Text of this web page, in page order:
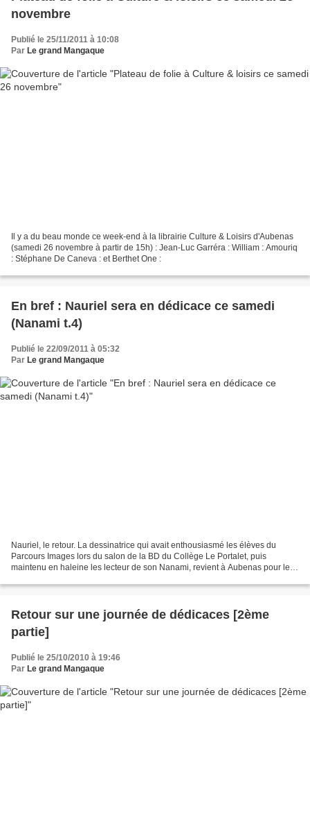
novembre
Publié le 25/11/2011 à 10:08
Par Le grand Mangaque
Il y a du beau monde ce week-end à la librairie Culture & Loisirs d'Aubenas
(samedi 26 novembre à partir de 15h) : Jean-Luc Garréra : William : Amouriq
: Stéphane De Caneva : et Berthet One :
En bref : Nauriel sera en dédicace ce samedi
(Nanami t.4)
Publié le 22/09/2011 à 05:32
Par Le grand Mangaque
Nauriel, le retour. La dessinatrice qui avait enthousiasmé les élèves du
Parcours Images lors du salon de la BD du Collège Le Portalet, puis
maintenu en haleine les lecteur de son Nanami, revient à Aubenas pour le
Retour sur une journée de dédicaces [2ème
partie]
Publié le 25/10/2010 à 19:46
Par Le grand Mangaque